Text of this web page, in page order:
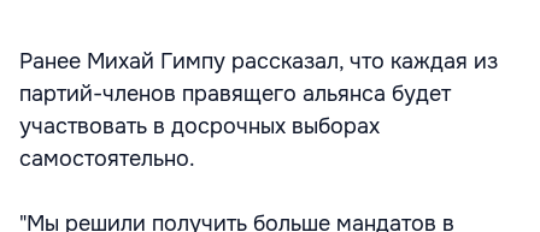
Ранее Михай Гимпу рассказал, что каждая из
партий-членов правящего альянса будет
участвовать в досрочных выборах
самостоятельно.
"Мы решили получить больше мандатов в